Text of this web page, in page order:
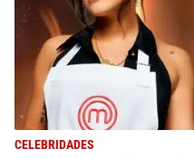
CELEBRIDADES